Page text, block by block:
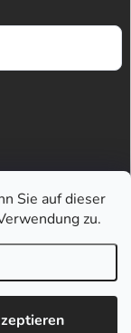
Sie auf dieser
zu.